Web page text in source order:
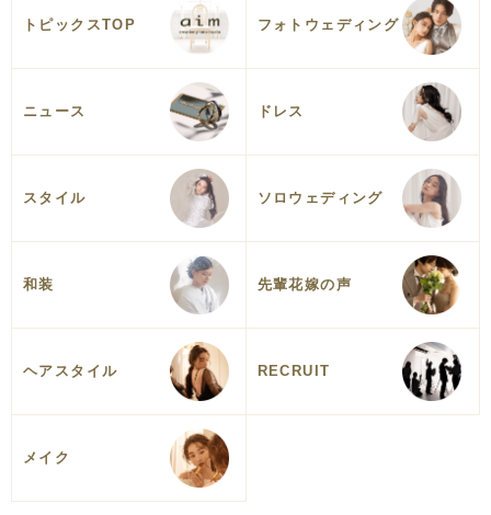
トピックスTOP フォトウェディング
ニュース ドレス
スタイル ソロウェディング
和装 先輩花嫁の声
ヘアスタイル RECRUIT
メイク